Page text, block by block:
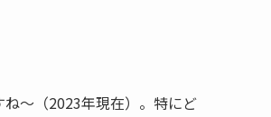
～（2023年現在）。特にど